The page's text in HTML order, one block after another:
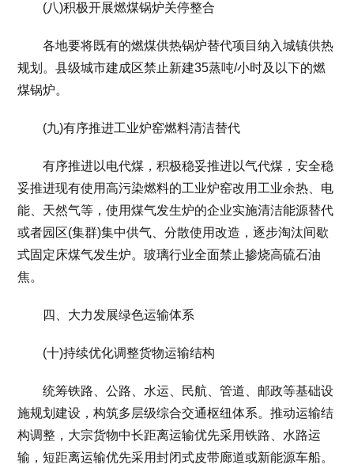
(八)积极开展燃煤锅炉关停整合
各地要将既有的燃煤供热锅炉替代项目纳入城镇供热
规划。县级城市建成区禁止新建35蒸吨/小时及以下的燃
煤锅炉。
(九)有序推进工业炉窑燃料清洁替代
有序推进以电代煤，积极稳妥推进以气代煤，安全稳
妥推进现有使用高污染燃料的工业炉窑改用工业余热、电
能、天然气等，使用煤气发生炉的企业实施清洁能源替代
或者园区(集群)集中供气、分散使用改造，逐步淘汰间歇
式固定床煤气发生炉。玻璃行业全面禁止掺烧高硫石油
焦。
四、大力发展绿色运输体系
(十)持续优化调整货物运输结构
统筹铁路、公路、水运、民航、管道、邮政等基础设
施规划建设，构筑多层级综合交通枢纽体系。推动运输结
构调整，大宗货物中长距离运输优先采用铁路、水路运
输，短距离运输优先采用封闭式皮带廊道或新能源车船。